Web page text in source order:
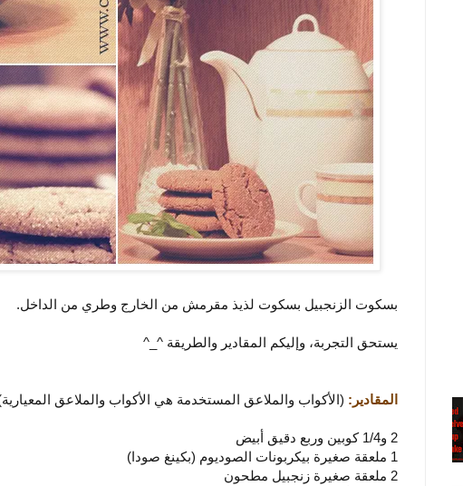
بسكوت الزنجبيل بسكوت لذيذ مقرمش من الخارج وطري من الداخل.
يستحق التجربة، وإليكم المقادير والطريقة ^_^
المقادير: (الأكواب والملاعق المستخدمة هي الأكواب والملاعق
2 و1/4 كوبين وربع دقيق أبيض
1 ملعقة صغيرة بيكربونات الصوديوم (بكينغ صودا)
2 ملعقة صغيرة زنجبيل مطحون